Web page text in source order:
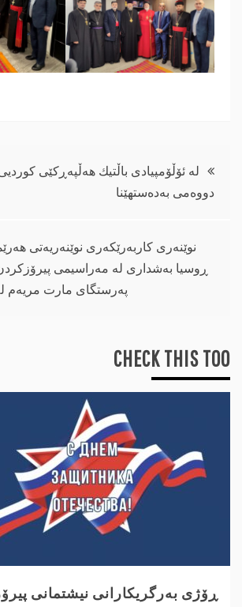
ڕێدۆزیی
بابەت
له‌ ئۆڵۆمپیادی باڵتیك هه‌ڵپه‌ڕكێی
دووه‌می به‌ده‌ستهێنا
نوێنەری کاربەرێکەری نوێنەریەتی
ڕوسیا بەشداری لە مەراسیمی پیرۆزکردن
پەرستگای مارت مریەم
CHECK THIS TOO
ڕۆژی بەرگریکارانی نیشتمانی